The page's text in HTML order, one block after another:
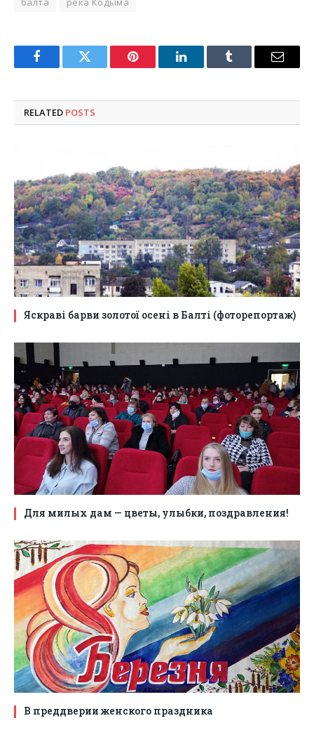
FacebookTwitter Pinterest LinkedInTumblr Email
RELATED POSTS
Яскраві барви золотої осені в Балті (фоторепортаж)
Для милых дам — цветы, улыбки, поздравления!
В преддверии женского праздника